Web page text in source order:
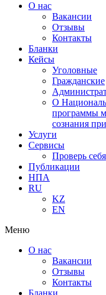
О нас
Вакансии
Отзывы
Контакты
Бланки
Кейсы
Уголовные
Гражданские
О
программы
сознания
Услуги
Сервисы
Проверь себя
Публикации
НПА
RU
KZ
EN
Меню
О нас
Вакансии
Отзывы
Контакты
Бланки